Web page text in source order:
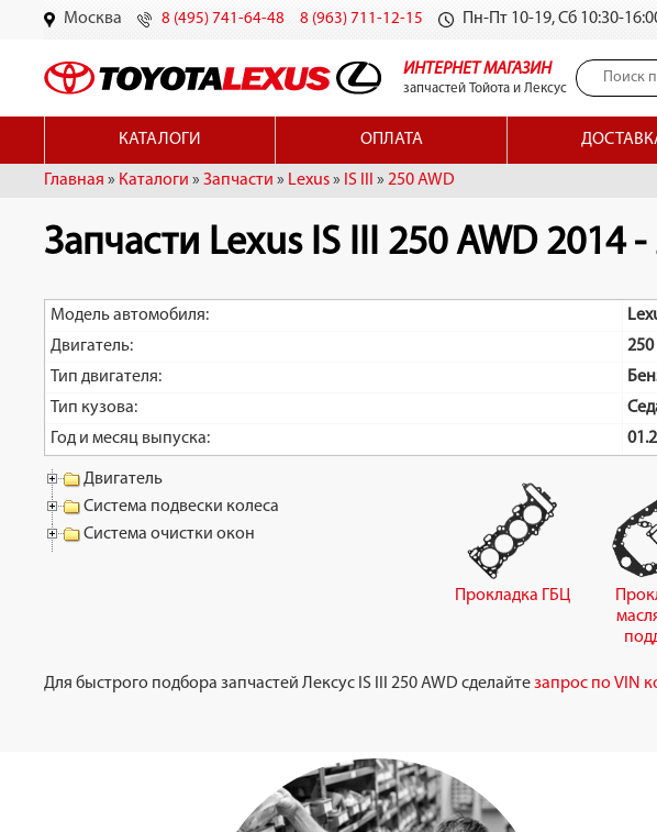
Москва 8 (495) 741-64-48 8 (963) 711-12-15 Пн-Пт 10-19, Сб 10:30-
ИНТЕРНЕТ МАГАЗИН
запчастей Тойота и Лексус
КАТАЛОГИ ОПЛАТА
Главная » Каталоги » Запчасти » Lexus» IS III » 250 AWD
Запчасти Lexus IS III 250 AWD 2014 -
Модель автомобиля:
Двигатель:
250
Тип двигателя:
Тип кузова:
Год и месяц выпуска:
Двигатель
Система подвески колеса
Система очистки окон
Прокладка ГБЦ
Для быстрого подбора запчастей Лексус IS III 250 AWD сделайтезапрос по VIN